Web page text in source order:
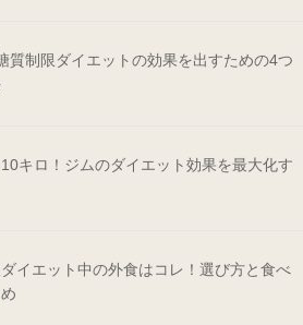
質制限ダイエットの効果を出すための4つ
キロ！ジムのダイエット効果を最大化す
イエット中の外食はコレ！選び方と食べ